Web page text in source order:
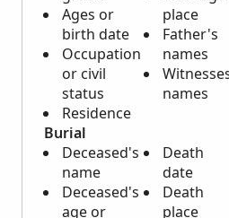
Ages or
birth date
Occupation
or civil
status
Residence
place
Father's
names
names
Burial
Deceased's
name
Deceased's
age or
Death
date
Death
place